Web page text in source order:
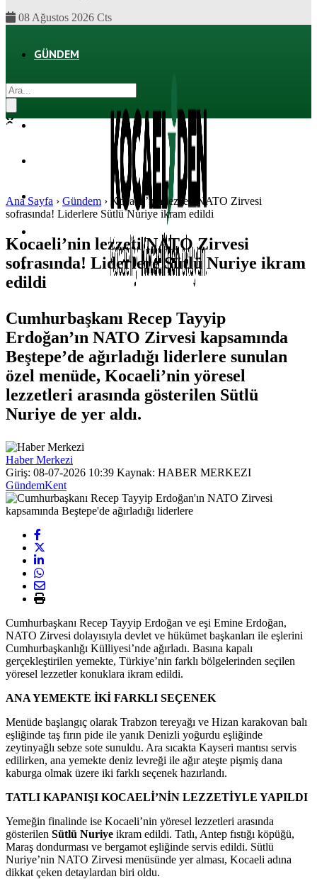
08 Ağustos 2026 Cts
GÜNDEM
SPOR
SAĞLIK
Ana Sayfa › Gündem › Kocaeli’nin lezzeti NATO Zirvesi
sofrasında! Liderlere Sütlü Nuriye ikram edildi
Kocaeli’nin lezzeti NATO Zirvesi
sofrasında! Liderlere Sütlü Nuriye ikram
edildi
Cumhurbaşkanı Recep Tayyip
Erdoğan’ın NATO Zirvesi kapsamında
Beştepe’de ağırladığı liderlere sunulan
özel menüde, Kocaeli’nin yöresel
lezzetleri arasında gösterilen Sütlü
Nuriye de yer aldı.
Haber Merkezi
Giriş: 08-07-2026 10:39 Kaynak: HABER MERKEZI
GündemKent
Cumhurbaşkanı Recep Tayyip Erdoğan ve eşi Emine Erdoğan,
NATO Zirvesi dolayısıyla devlet ve hükümet başkanları ile eşlerini
Cumhurbaşkanlığı Külliyesi’nde ağırladı. Basına kapalı
gerçekleştirilen yemekte, Türkiye’nin farklı bölgelerinden seçilen
yöresel lezzetler konuklara ikram edildi.
ANA YEMEKTE İKİ FARKLI SEÇENEK
Menüde başlangıç olarak Trabzon tereyağı ve Hizan karakovan balı
eşliğinde taş fırın pide ile yanık Denizli yoğurdu eşliğinde
zeytinyağlı sebze sote sunuldu. Ara sıcakta Kayseri mantısı servis
edilirken, ana yemekte deniz levreği ile ağır ateşte pişmiş dana
kaburga olmak üzere iki farklı seçenek hazırlandı.
TATLI KAPANIŞI KOCAELİ’NİN LEZZETİYLE YAPILDI
Yemeğin finalinde ise Kocaeli’nin yöresel lezzetleri arasında
gösterilen Sütlü Nuriye ikram edildi. Tatlı, Antep fıstığı köpüğü,
Maraş dondurması ve bergamot eşliğinde servis edildi. Sütlü
Nuriye’nin NATO Zirvesi menüsünde yer alması, Kocaeli adına
dikkat çeken detaylardan biri oldu.